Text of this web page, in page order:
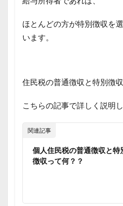
ほとんどの方が特別徴収を
います。
住民税の普通徴収と特別徴収
こちらの記事で詳しく説明し
関連記事
個人住民税の普通徴収と特
徴収って何？？